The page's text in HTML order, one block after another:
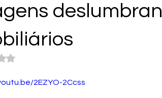
com NaN de 5 estrelas.
2EZYO-2Ccss